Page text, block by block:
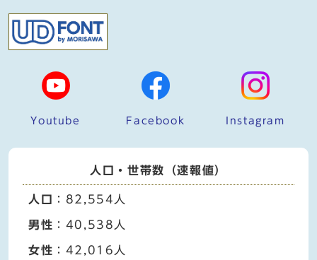
Youtube Facebook Instagram
人口・世帯数（速報値）
人口 ：82,554人
男性 ：40,538人
女性 ：42,016人